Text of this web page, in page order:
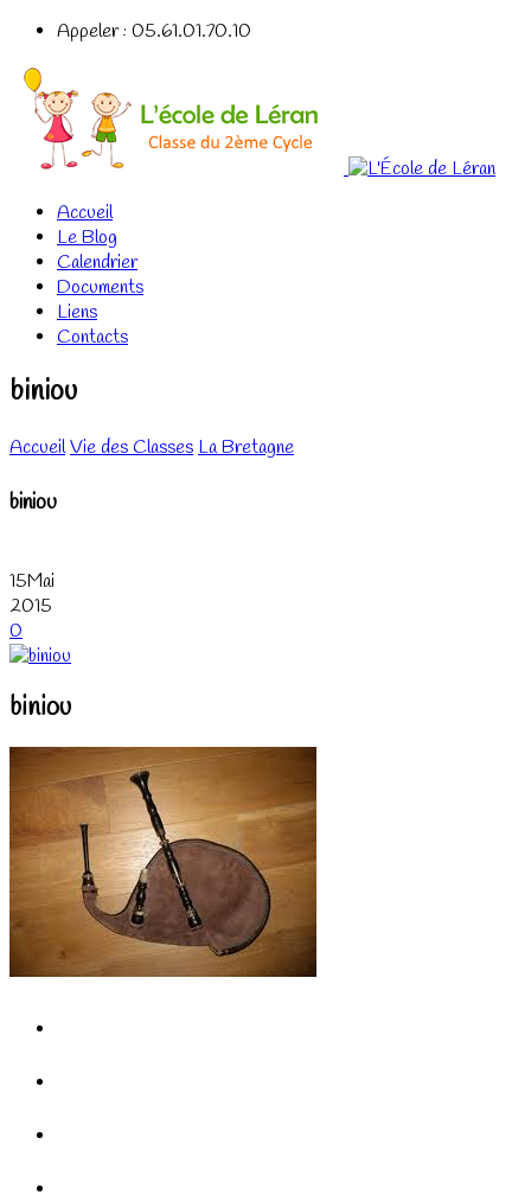
Appeler : 05.61.01.70.10
Accueil
Le Blog
Calendrier
Documents
Liens
Contacts
biniou
AccueilVie des Classes La Bretagne
biniou
15Mai
2015
0
biniou